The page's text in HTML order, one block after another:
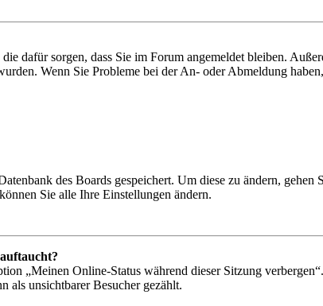
dafür sorgen, dass Sie im Forum angemeldet bleiben.
Wenn Sie Probleme bei der An- oder Abmeldung
des Boards gespeichert. Um diese zu ändern,
Sie alle Ihre Einstellungen ändern.
„Meinen Online-Status während dieser Sitzung
als unsichtbarer Besucher gezählt.